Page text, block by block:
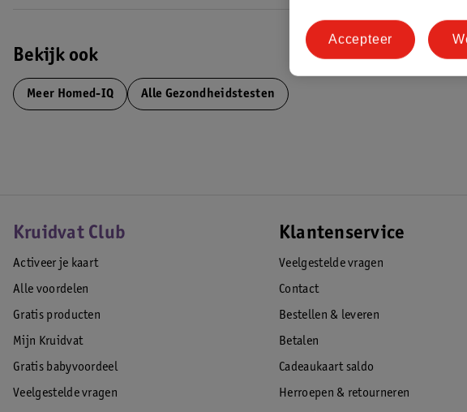
Wat zit er in de testkit?
• Heldere instructies
• Veilige retourverpakking
Bekijk ook
Meer Homed-IQ Alle Gezondheidstesten
Kruidvat Club
Activeer je kaart
Alle voordelen
Gratis producten
Mijn Kruidvat
Gratis babyvoordeel
Veelgestelde vragen
Klantenservice
Veelgestelde vragen
Contact
Bestellen & leveren
Betalen
Cadeaukaart saldo
Herroepen & retourneren
Accepteer